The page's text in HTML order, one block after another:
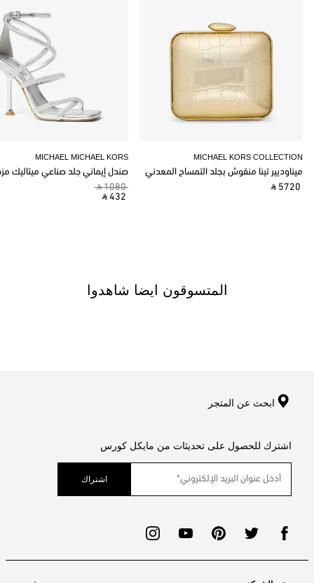
MICHAEL MICHAEL KORS
صندل إيماني جلد صناعي ميتاليك
‎ ⃁ 1080 ‎
‎ ⃁ 432 ‎
MICHAEL KORS COLLECTION
ميناوديير تينا منقوش بجلد التمساح المعدني
‎ ⃁ 5720 ‎
المتسوقون ايضا شاهدوا
ابحث عن المتجر
اشترك للحصول على تحديثات من مايكل كورس
اشتراك